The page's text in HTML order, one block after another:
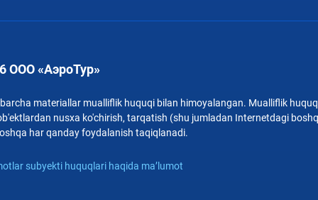
ООО «АэроТур»
materiallar mualliflik huquqi bilan himoyalangan. Mualliflik
nusxa ko'chirish, tarqatish (shu jumladan Internetdagi
har qanday foydalanish taqiqlanadi.
subyekti huquqlari haqida ma’lumot